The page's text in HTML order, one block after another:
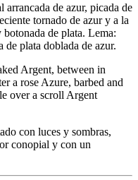
arrancada de azur, picada de
tornado de azur y a la
botonada de plata. Lema:
plata doblada de azur.
Argent, between in
a rose Azure, barbed and
over a scroll Argent
con luces y sombras,
conopial y con un